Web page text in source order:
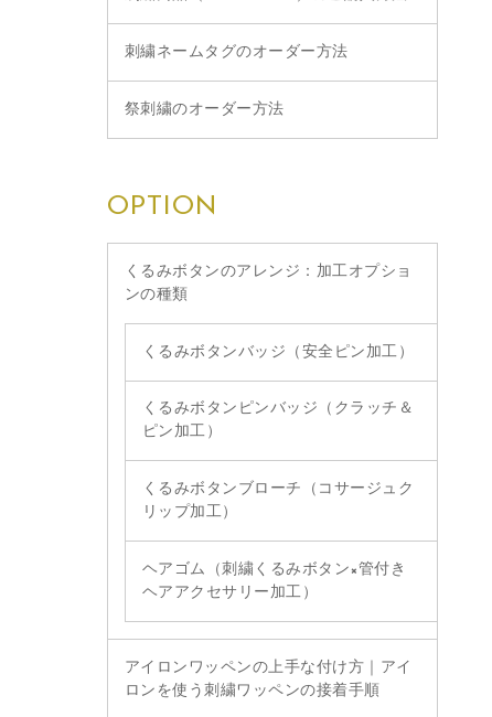
刺繍ネームタグのオーダー方法
祭刺繍のオーダー方法
OPTION
くるみボタンのアレンジ：加工オプショ
ンの種類
くるみボタンバッジ（安全ピン加工）
くるみボタンピンバッジ（クラッチ＆
ピン加工）
くるみボタンブローチ（コサージュク
リップ加工）
ヘアゴム（刺繍くるみボタン×管付き
ヘアアクセサリー加工）
アイロンワッペンの上手な付け方｜アイ
ロンを使う刺繍ワッペンの接着手順